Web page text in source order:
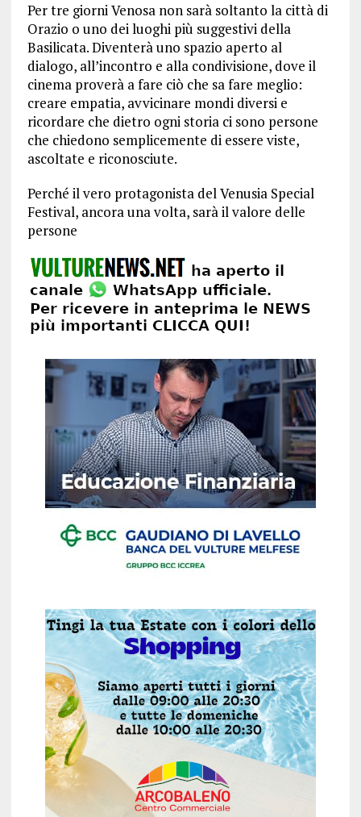
Per tre giorni Venosa non sarà soltanto la città di
Orazio o uno dei luoghi più suggestivi della
Basilicata. Diventerà uno spazio aperto al
dialogo, all’incontro e alla condivisione, dove il
cinema proverà a fare ciò che sa fare meglio:
creare empatia, avvicinare mondi diversi e
ricordare che dietro ogni storia ci sono persone
che chiedono semplicemente di essere viste,
ascoltate e riconosciute.
Perché il vero protagonista del Venusia Special
Festival, ancora una volta, sarà il valore delle
persone